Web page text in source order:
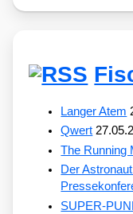
Langer Atem
Qwert
The Running
Der
SUPER-